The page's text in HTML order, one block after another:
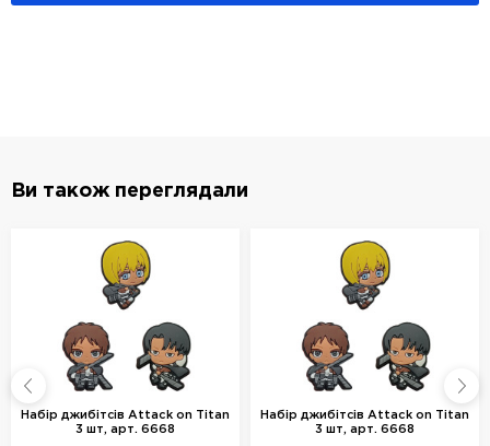
Ви також переглядали
Набір джибітсів Attack on Titan
3 шт, арт. 6668
Набір джибітсів Attack on Titan
3 шт, арт. 6668